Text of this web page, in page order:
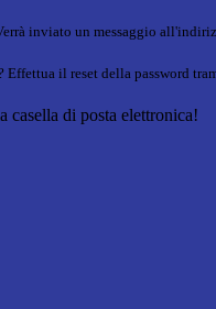
inviato un messaggio
Effettua il reset della password
casella di posta elettronica!